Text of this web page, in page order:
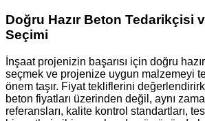
Doğru Hazır Beton Tedarikçisi
Seçimi
İnşaat projenizin başarısı için doğru
seçmek ve projenize uygun malzemeyi
önem taşır. Fiyat tekliflerini
beton fiyatları üzerinden değil, aynı
referansları, kalite kontrol standartları,